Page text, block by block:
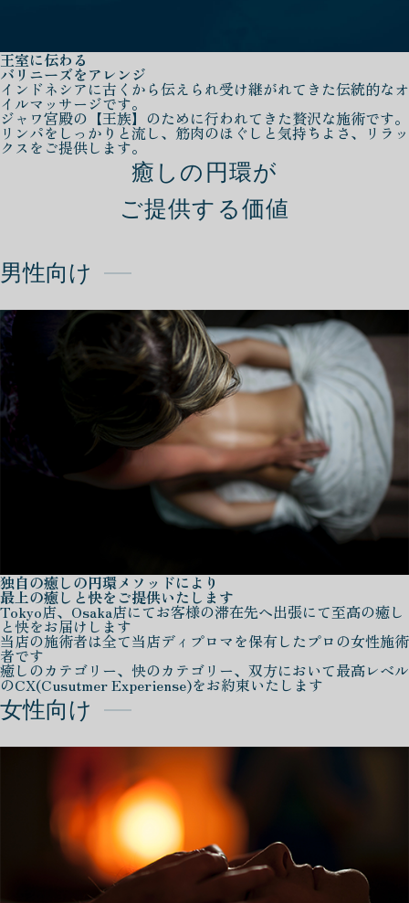
王室に伝わる
バリニーズをアレンジ
インドネシアに古くから伝えられ受け継がれてきた伝統的なオ
イルマッサージです。
ジャワ宮殿の【王族】のために行われてきた贅沢な施術です。
リンパをしっかりと流し、筋肉のほぐしと気持ちよさ、リラッ
クスをご提供します。
癒しの円環が
ご提供する価値
男性向け
独自の癒しの円環メソッドにより
最上の癒しと快をご提供いたします
Tokyo店、Osaka店にてお客様の滞在先へ出張にて至高の癒し
と快をお届けします
当店の施術者は全て当店ディプロマを保有したプロの女性施術
者です
癒しのカテゴリー、快のカテゴリー、双方において最高レベル
のCX(Cusutmer Experiense)をお約束いたします
女性向け